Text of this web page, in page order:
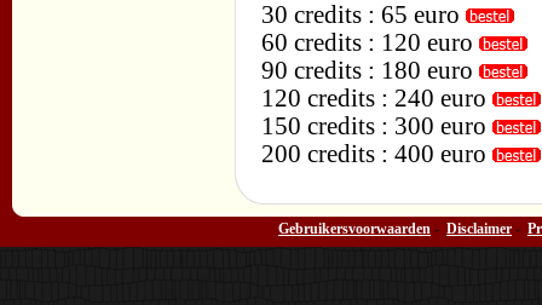
30 credits : 65 euro
60 credits : 120 euro
90 credits : 180 euro
120 credits : 240 euro
150 credits : 300 euro
200 credits : 400 euro
Gebruikersvoorwaarden - Disclaimer -